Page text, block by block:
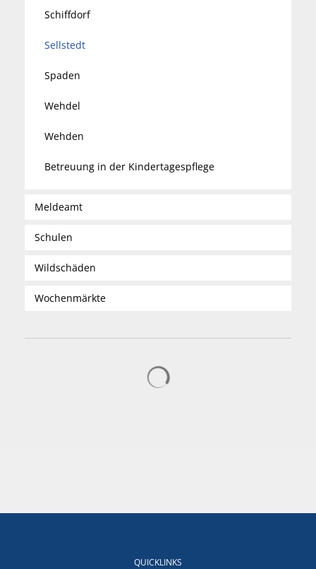
Schiffdorf
Sellstedt
Spaden
Wehdel
Wehden
Betreuung in der Kindertagespflege
Meldeamt
Schulen
Wildschäden
Wochenmärkte
QUICKLINKS